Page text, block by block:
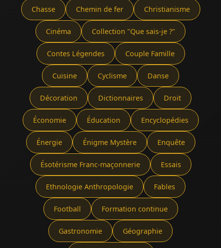
Chasse Chemin de fer Christianisme
Cinéma Collection "Que sais-je ?"
Contes Légendes Couple Famille
Cuisine Cyclisme Danse
Décoration Dictionnaires Droit
Économie Éducation Encyclopédies
Énergie Énigme Mystère Enquête
Ésotérisme Franc-maçonnerie Essais
Ethnologie Anthropologie Fables
Football Formation continue
Gastronomie Géographie